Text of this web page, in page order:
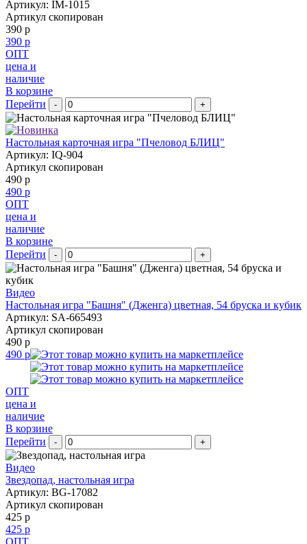
Артикул: IM-1015
Артикул скопирован
390 р
390 р
ОПТ
цена и
наличие
В корзине
Перейти
- +
Настольная карточная игра "Пчеловод БЛИЦ"
Артикул: IQ-904
Артикул скопирован
490 р
490 р
ОПТ
цена и
наличие
В корзине
Перейти
- +
Видео
Настольная игра "Башня" (Дженга) цветная, 54 бруска и кубик
Артикул: SA-665493
Артикул скопирован
490 р
490 р
ОПТ
цена и
наличие
В корзине
Перейти
- +
Видео
Звездопад, настольная игра
Артикул: BG-17082
Артикул скопирован
425 р
425 р